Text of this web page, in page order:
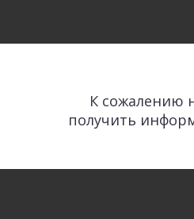
К сожалению
получить